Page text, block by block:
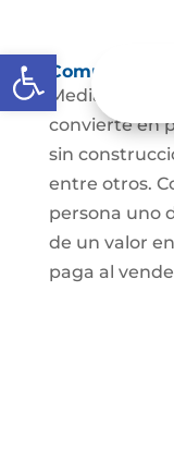
Abrir barra de
Mediante
convierte en
sin
entre otros.
persona uno
de un valor
paga al